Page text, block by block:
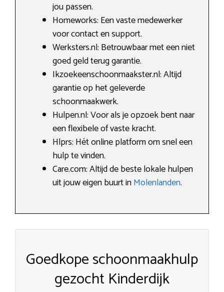
jou passen.
Homeworks: Een vaste medewerker
voor contact en support.
Werksters.nl: Betrouwbaar met een niet
goed geld terug garantie.
Ikzoekeenschoonmaakster.nl: Altijd
garantie op het geleverde
schoonmaakwerk.
Hulpen.nl: Voor als je opzoek bent naar
een flexibele of vaste kracht.
Hlprs: Hét online platform om snel een
hulp te vinden.
Care.com: Altijd de beste lokale hulpen
uit jouw eigen buurt inMolenlanden.
Goedkope schoonmaakhulp
gezocht Kinderdijk